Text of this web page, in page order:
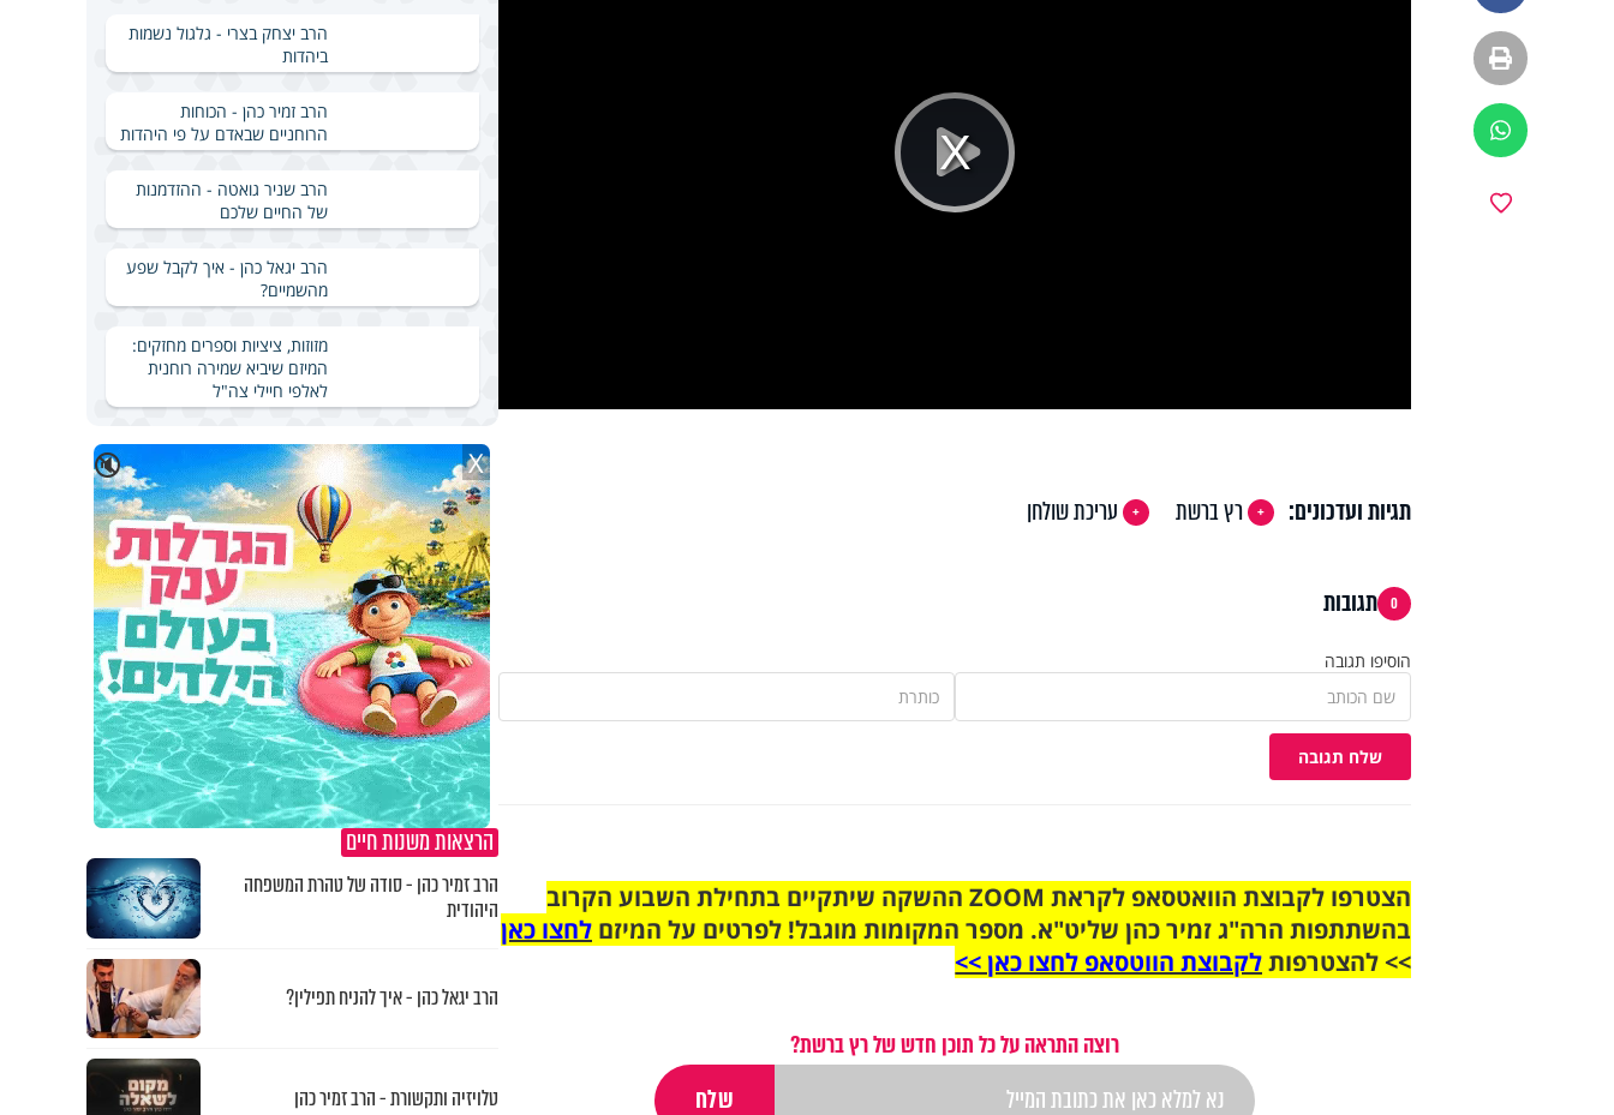
הדפסה
ווטסאפ
Play
תגיות ועדכונים: רץ ברשת עריכת שולחן
0 תגובות
הוסיפו תגובה
שלח תגובה
הצטרפו לקבוצת הוואטסאפ לקראת ZOOM ההשקה שיתקיים בתחילת השבוע הקרוב
בהשתתפות הרה"ג זמיר כהן שליט"א. מספר המקומות מוגבל! לפרטים על המיזם לחצו כאן
>> להצטרפותלקבוצת הווטסאפ לחצו כאן >>
רוצה התראה על כל תוכן חדש של רץ ברשת?
הרב יצחק בצרי - גלגול נשמות
ביהדות
הרב זמיר כהן - הכוחות
הרוחניים שבאדם על פי היהדות
הרב שניר גואטה - ההזדמנות
של החיים שלכם
הרב יגאל כהן - איך לקבל שפע
מהשמיים?
מזוזות, ציציות וספרים מחזקים:
המיזם שיביא שמירה רוחנית
לאלפי חיילי צה"ל
🔇 X
הרצאות משנות חיים
הרב זמיר כהן - סודה של טהרת המשפחה
היהודית
הרב יגאל כהן - איך להניח תפילין?
טלויזיה ותקשורת - הרב זמיר כהן